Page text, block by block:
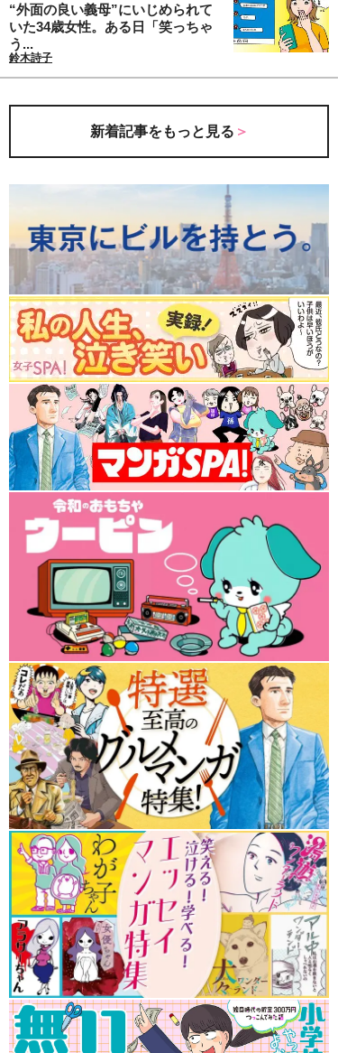
“外面の良い義母”にいじめられて
いた34歳女性。ある日「笑っちゃ
う...
鈴木詩子
新着記事をもっと見る